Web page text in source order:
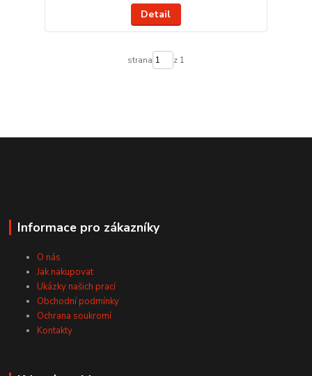
Detail
strana z 1
Informace pro zákazníky
O nás
Jak nakupovat
Ukázky našich prací
Obchodní podmínky
Ochrana soukromí
Kontakty